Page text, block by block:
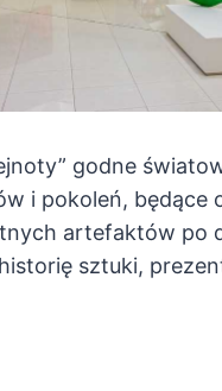
godne
i pokoleń, będące
artefaktów po
sztuki,